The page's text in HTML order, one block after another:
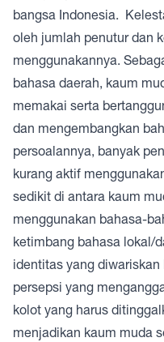
bangsa Indonesia.
oleh jumlah penutur dan
menggunakannya.
bahasa daerah, kaum
memakai serta
dan mengembangkan
persoalannya, banyak
kurang aktif
sedikit di antara kaum
menggunakan bahasa-
ketimbang bahasa lokal/
identitas yang
persepsi yang
kolot yang harus
menjadikan kaum muda